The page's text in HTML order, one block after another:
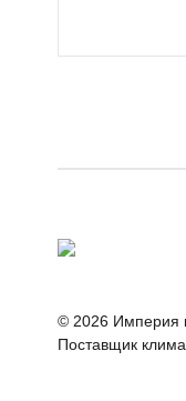
© 2026 Империя
Поставщик